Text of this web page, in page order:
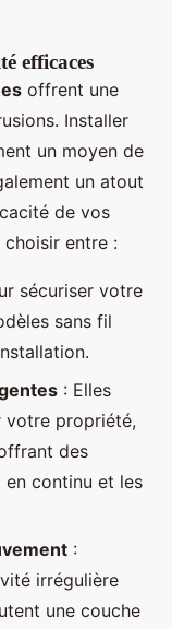
efficaces
offrent une
Installer
un moyen de
un atout
de vos
choisir entre :
sécuriser votre
sans fil
: Elles
propriété,
des
en continu et les
:
irrégulière
une couche